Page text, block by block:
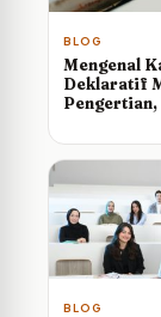
BLOG
Mengenal
Deklaratif
Pengertian,
Contohnya
BLOG